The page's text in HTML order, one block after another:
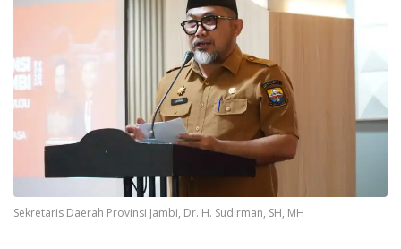
Sekretaris Daerah Provinsi Jambi, Dr. H. Sudirman, SH, MH